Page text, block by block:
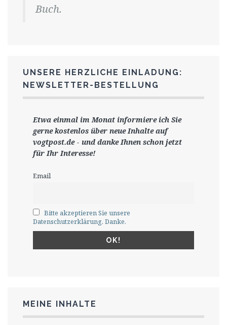
Buch.
UNSERE HERZLICHE EINLADUNG:
NEWSLETTER-BESTELLUNG
Etwa einmal im Monat informiere ich Sie
gernekostenlos über neue Inhalte auf
vogtpost.de- und danke Ihnen schon jetzt
für Ihr Interesse!
Email
Bitte akzeptieren Sie unsere
Datenschutzerklärung. Danke.
MEINE INHALTE